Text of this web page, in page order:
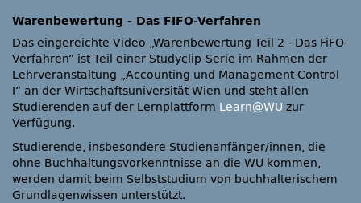
Warenbewertung - Das FIFO-Verfahren
Das eingereichte Video „Warenbewertung Teil 2 - Das FiFO-
Verfahren“ ist Teil einer Studyclip-Serie im Rahmen der
Lehrveranstaltung „Accounting und Management Control
I“ an der Wirtschaftsuniversität Wien und steht allen
Studierenden auf der Lernplattform Learn@WU zur
Verfügung.
Studierende, insbesondere Studienanfänger/innen, die
ohne Buchhaltungsvorkenntnisse an die WU kommen,
werden damit beim Selbststudium von buchhalterischem
Grundlagenwissen unterstützt.